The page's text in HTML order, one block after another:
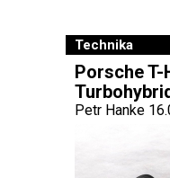
Technika
Porsche T-
Petr Hanke